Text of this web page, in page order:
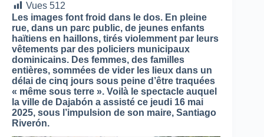
Vues 512
Les images font froid dans le dos. En pleine
rue, dans un parc public, de jeunes enfants
haïtiens en haillons, tirés violemment par leurs
vêtements par des policiers municipaux
dominicains. Des femmes, des familles
entières, sommées de vider les lieux dans un
délai de cinq jours sous peine d’être traquées
« même sous terre ». Voilà le spectacle auquel
la ville de Dajabón a assisté ce jeudi 16 mai
2025, sous l’impulsion de son maire, Santiago
Riverón.